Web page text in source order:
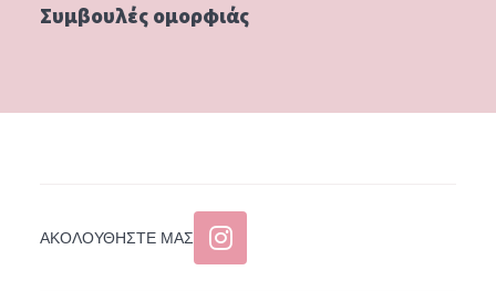
Συμβουλές ομορφιάς
ΑΚΟΛΟΥΘΉΣΤΕ ΜΑΣ